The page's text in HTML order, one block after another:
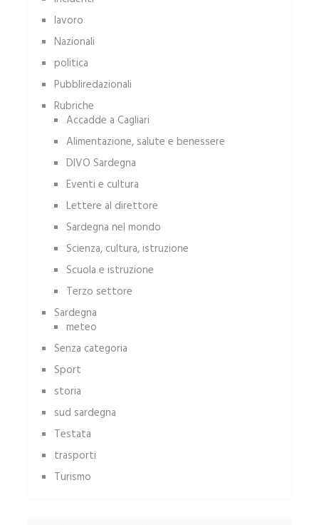
lavoro
Nazionali
politica
Pubbliredazionali
Rubriche
Accadde a Cagliari
Alimentazione, salute e benessere
DIVO Sardegna
Eventi e cultura
Lettere al direttore
Sardegna nel mondo
Scienza, cultura, istruzione
Scuola e istruzione
Terzo settore
Sardegna
meteo
Senza categoria
Sport
storia
sud sardegna
Testata
trasporti
Turismo